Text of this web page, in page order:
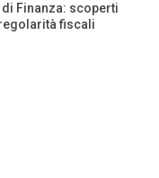
Finanza: scoperti
fiscali